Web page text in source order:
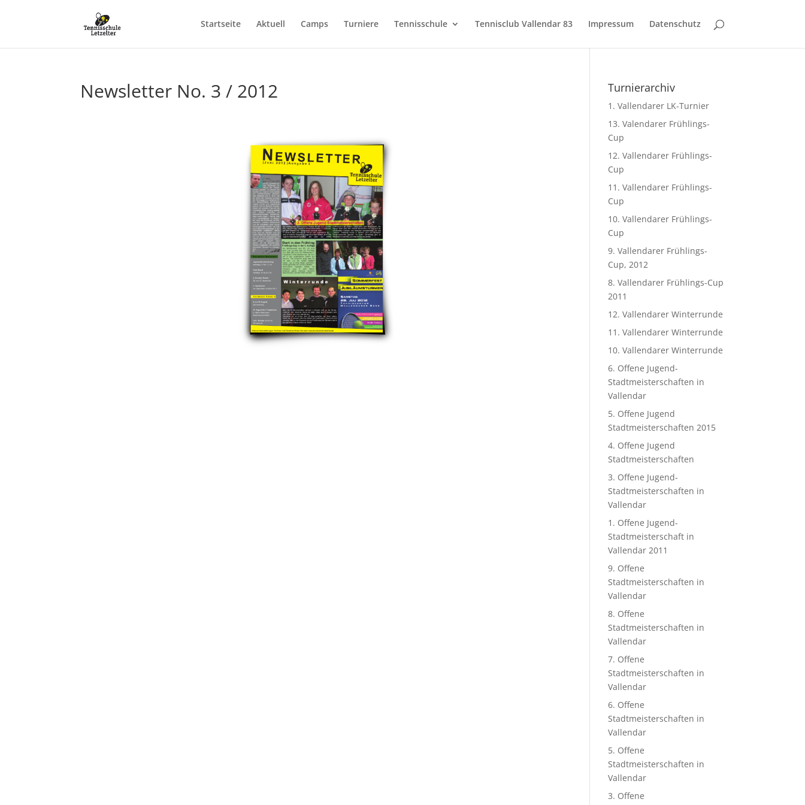
Startseite Aktuell Camps Turniere Tennisschule Tennisclub Vallendar 83 Impressum Datenschutz
Newsletter No. 3 / 2012 Turnierarchiv
1. Vallendarer LK-Turnier
13. Valendarer Frühlings-
Cup
12. Vallendarer Frühlings-
Cup
11. Vallendarer Frühlings-
Cup
10. Vallendarer Frühlings-
Cup
9. Vallendarer Frühlings-
Cup, 2012
8. Vallendarer Frühlings-Cup
2011
12. Vallendarer Winterrunde
11. Vallendarer Winterrunde
10. Vallendarer Winterrunde
6. Offene Jugend-
Stadtmeisterschaften in
Vallendar
5. Offene Jugend
Stadtmeisterschaften 2015
4. Offene Jugend
Stadtmeisterschaften
3. Offene Jugend-
Stadtmeisterschaften in
Vallendar
1. Offene Jugend-
Stadtmeisterschaft in
Vallendar 2011
9. Offene
Stadtmeisterschaften in
Vallendar
8. Offene
Stadtmeisterschaften in
Vallendar
7. Offene
Stadtmeisterschaften in
Vallendar
6. Offene
Stadtmeisterschaften in
Vallendar
5. Offene
Stadtmeisterschaften in
Vallendar
3. Offene